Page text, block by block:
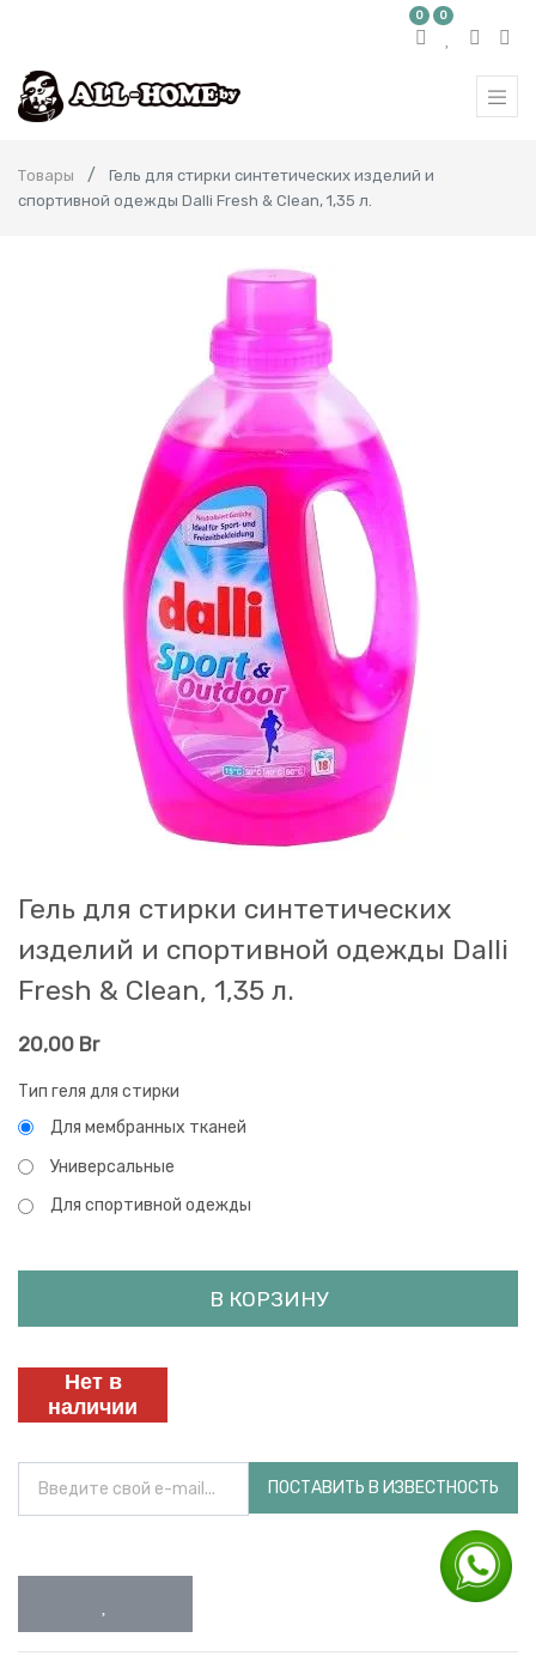
0 0
Товары
Гель для стирки синтетических изделий и
спортивной одежды Dalli Fresh & Clean, 1,35 л.
Гель для стирки синтетических
изделий и спортивной одежды Dalli
Fresh & Clean, 1,35 л.
20,00 Br
Тип геля для стирки
Для мембранных тканей
Универсальные
Для спортивной одежды
В КОРЗИНУ
Нет в
наличии
ПОСТАВИТЬ В ИЗВЕСТНОСТЬ